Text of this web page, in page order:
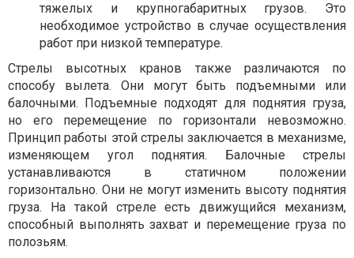
тяжелых и крупногабаритных грузов. Это
необходимое устройство в случае осуществления
работ при низкой температуре.
Стрелы высотных кранов также различаются по
способу вылета. Они могут быть подъемными или
балочными. Подъемные подходят для поднятия груза,
но его перемещение по горизонтали невозможно.
Принцип работы этой стрелы заключается в механизме,
изменяющем угол поднятия. Балочные стрелы
устанавливаются в статичном положении
горизонтально. Они не могут изменить высоту поднятия
груза. На такой стреле есть движущийся механизм,
способный выполнять захват и перемещение груза по
полозьям.